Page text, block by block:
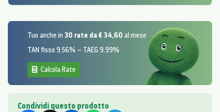
Tuo anche in 30 rate da € 34,60 al mese
TAN fisso 9.56% – TAEG 9.99%
Calcola Rate
Condividi questo prodotto